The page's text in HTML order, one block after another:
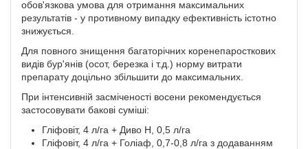
обов'язкова умова для отримання максимальних
результатів - у противному випадку ефективність істотно
знижується.
Для повного знищення багаторічних коренепаросткових
видів бур'янів (осот, березка і т.д.) норму витрати
препарату доцільно збільшити до максимальних.
При інтенсивній засміченості восени рекомендується
застосовувати бакові суміші:
Гліфовіт, 4 л/га + Диво Н, 0,5 л/га
Гліфовіт, 4 л/га + Голіаф, 0,7-0,8 л/га з додаванням